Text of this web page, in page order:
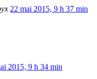
22 mai 2015, 9 h 37 min
2015, 9 h 34 min